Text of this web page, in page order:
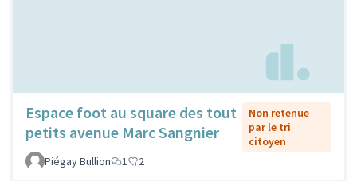
Espace foot au square des tout
petits avenue Marc Sangnier
Non retenue
par le tri
citoyen
Piégay Bullion
1 2